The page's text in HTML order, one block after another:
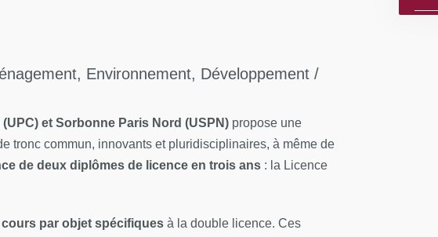
Environnement, Développement /
et Sorbonne Paris Nord (USPN) propose une
tronc commun, innovants et pluridisciplinaires, à même de
de deux diplômes de licence en trois ans : la Licence
cours par objet spécifiques à la double licence. Ces